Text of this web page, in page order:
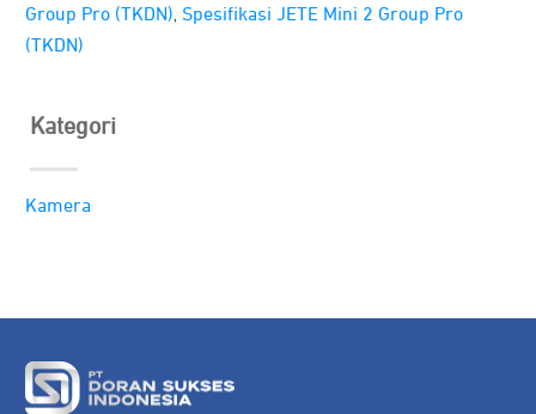
Group Pro (TKDN) Spesifikasi JETE Mini 2 Group Pro
(TKDN)
Kategori
Kamera